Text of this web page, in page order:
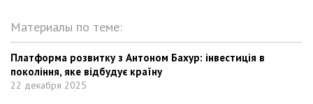
Материалы по теме:
Платформа розвитку з Антоном Бахур: інвестиція в
покоління, яке відбудує країну
22 декабря 2025